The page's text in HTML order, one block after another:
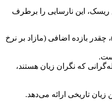
ریسک، این نارسایی را برطرف
چقدر بازده اضافی (مازاد بر نرخ
که نگران زیان هستند،
تاریخی ارائه می‌دهد.